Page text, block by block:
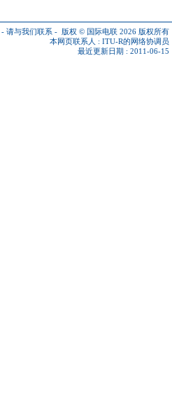
- 请与我们联系 - 版权 © 国际电联 2026 版权所有
本网页联系人 : ITU-R的网络协调员
最近更新日期 : 2011-06-15